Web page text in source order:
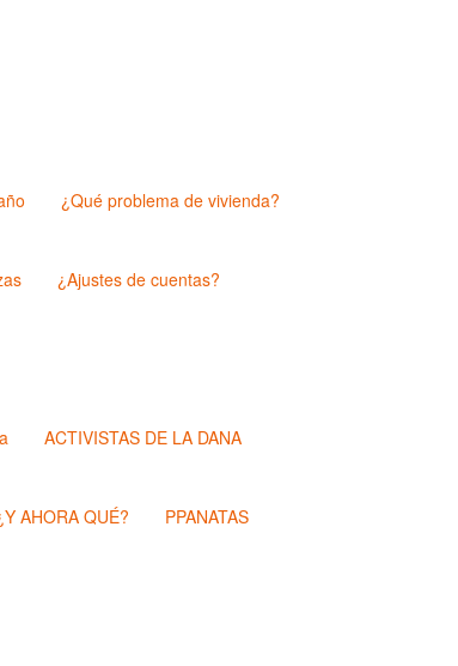
¿Qué problema de vivienda?
¿Ajustes de cuentas?
ACTIVISTAS DE LA DANA
AHORA QUÉ? PPANATAS